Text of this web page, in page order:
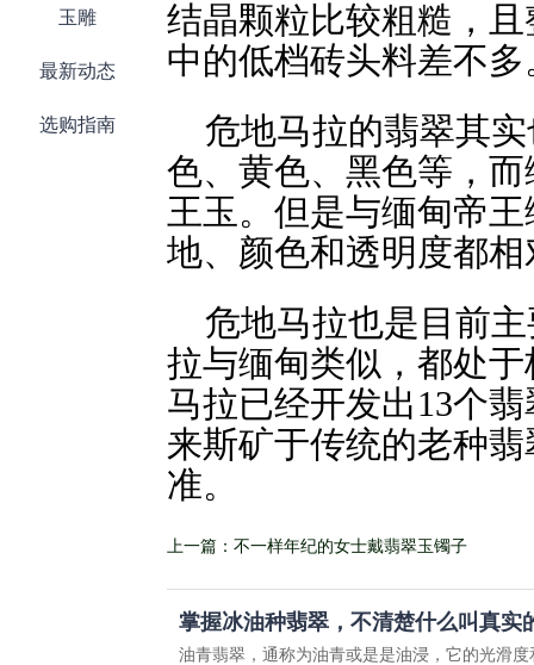
玉雕
最新动态
选购指南
结晶颗粒比较粗糙，
中的低档砖头料差不多
危地马拉的翡翠其
色、黄色、黑色等，
王玉。但是与缅甸帝
地、颜色和透明度都
危地马拉也是目前
拉与缅甸类似，都处
马拉已经开发出13个
来斯矿于传统的老种
准。
上一篇：不一样年纪的女士戴翡翠玉镯子
掌握冰油种翡翠，不清楚什么叫真实
油青翡翠，通称为油青或是是油浸，它的光滑